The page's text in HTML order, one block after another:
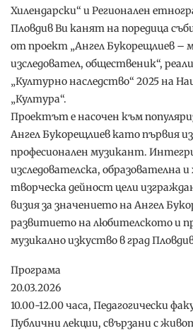
Хилендарски“ и Регионален
Пловдив Ви канят на поредица
от проект „Ангел Букорещлиев –
изследовател, общественик“,
„Културно наследство“ 2025 на
„Култура“.
Проектът е насочен към
Ангел Букорещлиев като първия
професионален музикант.
изследователска, образователна
творческа дейност цели
визия за значението на Ангел
развитието на любителското и
музикално изкуство в град
Програма
20.03.2026
10.00-12.00 часа, Педагогически
Публични лекции, свързани с